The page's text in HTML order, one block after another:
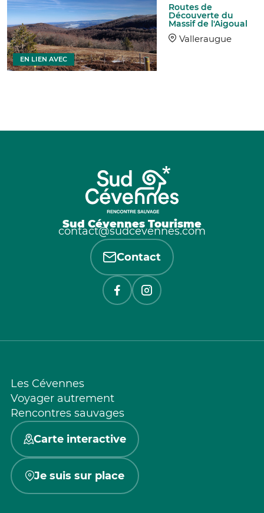
Routes de
Découverte du
Massif de l'Aigoual
Valleraugue
EN LIEN AVEC
Sud Cévennes Tourisme
contact@sudcevennes.com
Contact
Les Cévennes
Voyager autrement
Rencontres sauvages
Carte interactive
Je suis sur place